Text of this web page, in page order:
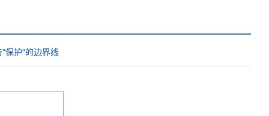
保护"的边界线